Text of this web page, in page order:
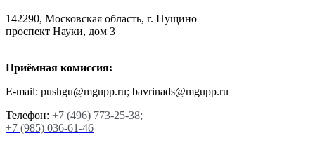
142290, Московская область, г. Пущино
проспект Науки, дом 3
Приёмная комиссия:
E-mail: pushgu@mgupp.ru; bavrinads@mgupp.ru
Телефон: +7 (496) 773-25-38;
+7 (985) 036-61-46